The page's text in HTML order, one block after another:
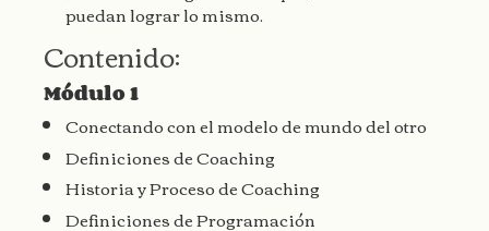
puedan lograr lo mismo.
Contenido:
Módulo 1
Conectando con el modelo de mundo del otro
Definiciones de Coaching
Historia y Proceso de Coaching
Definiciones de Programación